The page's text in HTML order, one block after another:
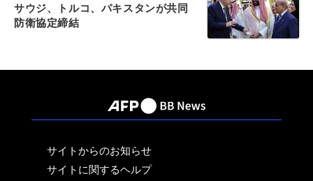
サウジ、トルコ、パキスタンが共同
防衛協定締結
サイトからのお知らせ
サイトに関するヘルプ